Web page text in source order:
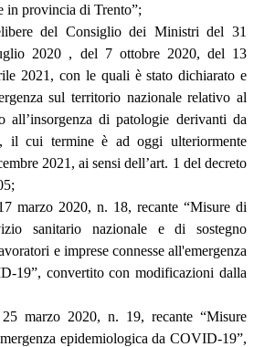
in provincia di Trento”;
del Consiglio dei Ministri del 31
2020 , del 7 ottobre 2020, del 13
2021, con le quali è stato dichiarato e
sul territorio nazionale relativo al
all’insorgenza di patologie derivanti da
il cui termine è ad oggi ulteriormente
2021, ai sensi dell’art. 1 del decreto
marzo 2020, n. 18, recante “Misure di
sanitario nazionale e di sostegno
e imprese connesse all'emergenza
19”, convertito con modificazioni dalla
marzo 2020, n. 19, recante “Misure
epidemiologica da COVID-19”,